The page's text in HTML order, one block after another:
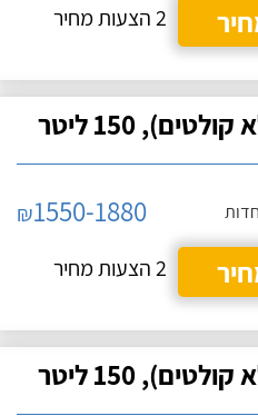
2 הצעות מחיר
150 ליטר
₪1550-1880
2 הצעות מחיר
150 ליטר